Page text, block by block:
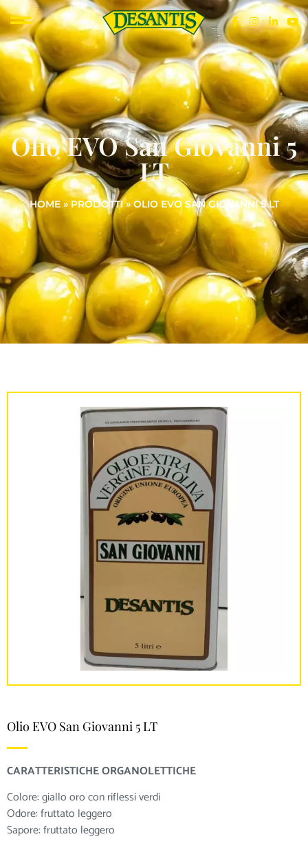
Olio EVO San Giovanni 5
LT
HOME» PRODOTTI»OLIO EVO SAN GIOVANNI 5 LT
Olio EVO San Giovanni 5 LT
CARATTERISTICHE ORGANOLETTICHE
Colore: giallo oro con riflessi verdi
Odore: fruttato leggero
Sapore: fruttato leggero